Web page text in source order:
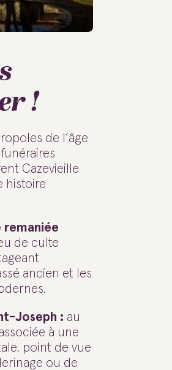
!
de l’âge
Cazevieille
histoire
remaniée
de culte
ancien et les
Joseph : au
à une
point de vue
ou de